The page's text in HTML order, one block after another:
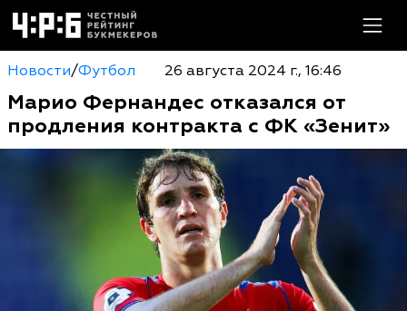
Новости/Футбол 26 августа 2024 г., 16:46
Марио Фернандес отказался от
продления контракта с ФК «Зенит»